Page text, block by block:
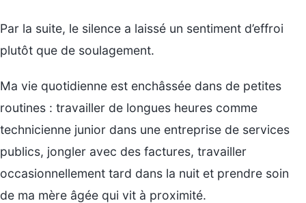
Par la suite, le silence a laissé un sentiment d’effroi
plutôt que de soulagement.
Ma vie quotidienne est enchâssée dans de petites
routines : travailler de longues heures comme
technicienne junior dans une entreprise de services
publics, jongler avec des factures, travailler
occasionnellement tard dans la nuit et prendre soin
de ma mère âgée qui vit à proximité.